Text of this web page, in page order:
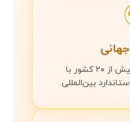
ارسال محصولات به بیش از ۲۰ کشور با
بین‌المللی.